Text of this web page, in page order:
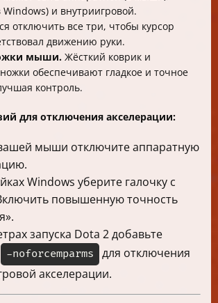
Windows) и внутриигровой.
отключить все три, чтобы курсор
движению руки.
мыши. Жёсткий коврик и
обеспечивают гладкое и точное
контроль.
для отключения акселерации:
мыши отключите аппаратную
Windows уберите галочку с
повышенную точность
запуска Dota 2 добавьте
-noforcemparms
для отключения
акселерации.